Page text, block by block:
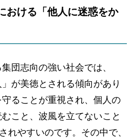
おける「他人に迷惑をか
団志向の強い社会では、
」が美徳とされる傾向があり
ることが重視され、個人の
こと、波風を立てないこと
れやすいのです。その中で、